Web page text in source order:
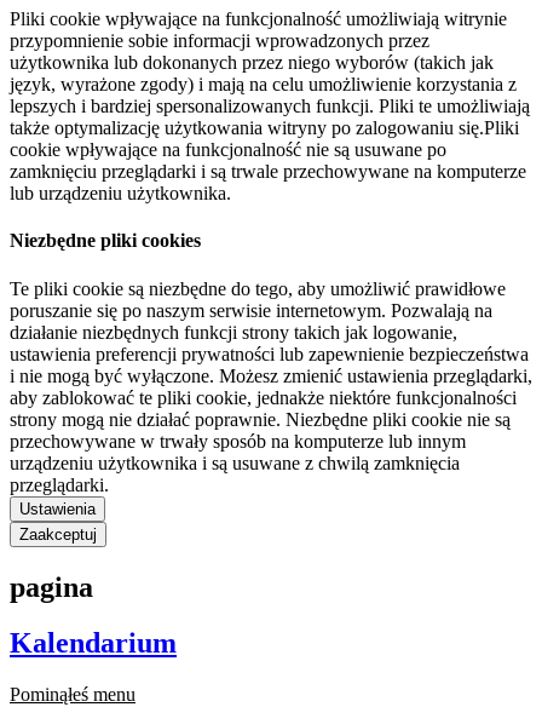
Pliki cookie wpływające na funkcjonalność umożliwiają witrynie
przypomnienie sobie informacji wprowadzonych przez
użytkownika lub dokonanych przez niego wyborów (takich jak
język, wyrażone zgody) i mają na celu umożliwienie korzystania z
lepszych i bardziej spersonalizowanych funkcji. Pliki te umożliwiają
także optymalizację użytkowania witryny po zalogowaniu się.Pliki
cookie wpływające na funkcjonalność nie są usuwane po
zamknięciu przeglądarki i są trwale przechowywane na komputerze
lub urządzeniu użytkownika.
Niezbędne pliki cookies
Te pliki cookie są niezbędne do tego, aby umożliwić prawidłowe
poruszanie się po naszym serwisie internetowym. Pozwalają na
działanie niezbędnych funkcji strony takich jak logowanie,
ustawienia preferencji prywatności lub zapewnienie bezpieczeństwa
i nie mogą być wyłączone. Możesz zmienić ustawienia przeglądarki,
aby zablokować te pliki cookie, jednakże niektóre funkcjonalności
strony mogą nie działać poprawnie. Niezbędne pliki cookie nie są
przechowywane w trwały sposób na komputerze lub innym
urządzeniu użytkownika i są usuwane z chwilą zamknięcia
przeglądarki.
Ustawienia
Zaakceptuj
pagina
Kalendarium
Pominąłeś menu